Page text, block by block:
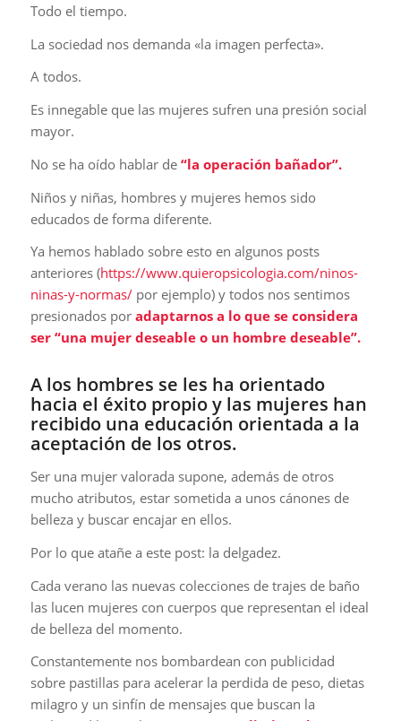
Todo el tiempo.
La sociedad nos demanda «la imagen perfecta».
A todos.
Es innegable que las mujeres sufren una presión social
mayor.
No se ha oído hablar de “la operación bañador”.
Niños y niñas, hombres y mujeres hemos sido
educados de forma diferente.
Ya hemos hablado sobre esto en algunos posts
anteriores (https://www.quieropsicologia.com/ninos-
ninas-y-normas/por ejemplo) y todos nos sentimos
presionados por adaptarnos a lo que se considera
ser “una mujer deseable o un hombre deseable”.
A los hombres se les ha orientado
hacia el éxito propio y las mujeres han
recibido una educación orientada a la
aceptación de los otros.
Ser una mujer valorada supone, además de otros
mucho atributos, estar sometida a unos cánones de
belleza y buscar encajar en ellos.
Por lo que atañe a este post: la delgadez.
Cada verano las nuevas colecciones de trajes de baño
las lucen mujeres con cuerpos que representan el ideal
de belleza del momento.
Constantemente nos bombardean con publicidad
sobre pastillas para acelerar la perdida de peso, dietas
milagro y un sinfín de mensajes que buscan la